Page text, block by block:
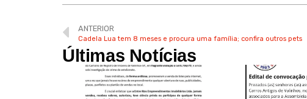
ANTERIOR
Cadela Lua tem 8 meses e procura uma família; confira outros pets
Últimas Notícias